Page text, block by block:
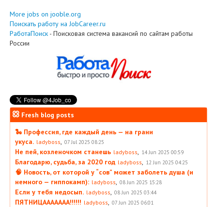
More jobs on jooble.org
Поискать работу на JobCareer.ru
РаботаПоиск - Поисковая система вакансий по сайтам работы
России
Fresh blog posts
🐍 Профессия, где каждый день — на грани
укуса. ladyboss 07 Jul 2025 08:25
Не пей, козленочком станешь ladyboss 14 Jun 2025 00:59
Благодарю, судьба, за 2020 год ladyboss 12 Jun 2025 04:25
🧠 Новость, от которой у “сов” может заболеть душа (и
немного — гиппокамп): ladyboss 08 Jun 2025 15:28
Если у тебя недосып. ladyboss 08 Jun 2025 03:44
ПЯТНИЦААААААА!!!!!! ladyboss 07 Jun 2025 06:01